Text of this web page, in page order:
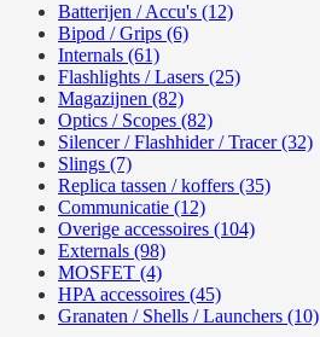
Batterijen / Accu's (12)
Bipod / Grips (6)
Internals (61)
Flashlights / Lasers (25)
Magazijnen (82)
Optics / Scopes (82)
Silencer / Flashhider / Tracer (32)
Slings (7)
Replica tassen / koffers (35)
Communicatie (12)
Overige accessoires (104)
Externals (98)
MOSFET (4)
HPA accessoires (45)
Granaten / Shells / Launchers (10)